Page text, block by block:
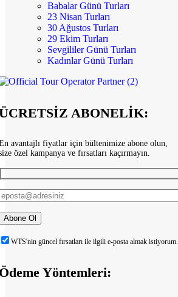
Babalar Günü Turları
23 Nisan Turları
30 Ağustos Turları
29 Ekim Turları
Sevgililer Günü Turları
Kadınlar Günü Turları
ABONELİK:
avantajlı fiyatlar için bültenimize abone olun,
özel kampanya ve fırsatları kaçırmayın.
WTS'nin güncel fırsatları ile ilgili e-posta almak istiyorum.
Yöntemleri: